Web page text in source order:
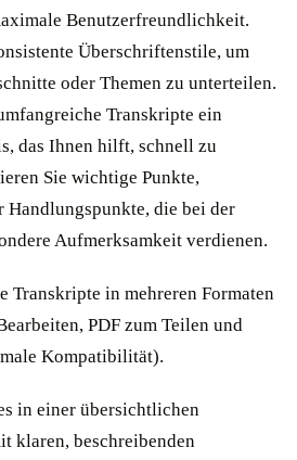
Benutzerfreundlichkeit.
Überschriftenstile, um
oder Themen zu unterteilen.
Transkripte ein
das Ihnen hilft, schnell zu
Sie wichtige Punkte,
die bei der
Aufmerksamkeit verdienen.
Transkripte in mehreren Formaten
PDF zum Teilen und
Kompatibilität).
in einer übersichtlichen
klaren, beschreibenden